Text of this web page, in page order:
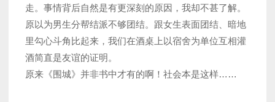
走。事情背后自然是有更深刻的原因，我却不甚了解。
原以为男生分帮结派不够团结。跟女生表面团结、暗地
里勾心斗角比起来，我们在酒桌上以宿舍为单位互相灌
酒简直是友谊的证明。
原来《围城》并非书中才有的啊！社会本是这样……